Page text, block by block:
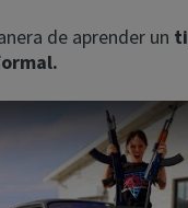
de aprender un